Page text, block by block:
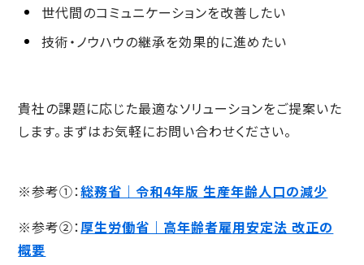
世代間のコミュニケーションを改善したい
技術・ノウハウの継承を効果的に進めたい
貴社の課題に応じた最適なソリューションをご提案いた
します。まずはお気軽にお問い合わせください。
※参考①：総務省｜令和4年版 生産年齢人口の減少
※参考②：厚生労働省｜高年齢者雇用安定法 改正の
概要